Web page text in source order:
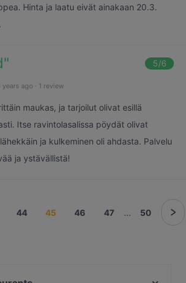
Hinta ja laatu eivät ainakaan 20.3.
" 5/6
years ago · 1 review
maukas, ja tarjoilut olivat esillä
Itse ravintolasalissa pöydät olivat
ja kulkeminen oli ahdasta. Palvelu
ja ystävällistä!
44 45 46 47 ... 50